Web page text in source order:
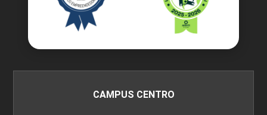
EDUCAÇÃO FINANCEIRA
VANESSA DAS DORES DUARTE TERUEL
WILTON REZENDE DE FREITAS
CAMPUS CENTRO